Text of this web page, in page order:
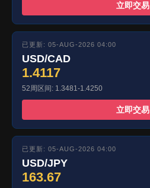
立即交易
已更新: 05-AUG-2026 04:00
USD/CAD
1.4117
52周区间: 1.3481-1.4250
立即交易
已更新: 05-AUG-2026 04:00
USD/JPY
163.67